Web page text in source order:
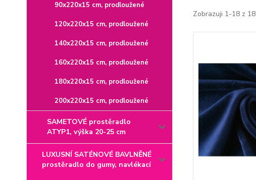
90x220x15 cm, prodloužené
120x220x15 cm, prodloužené
140x220x15 cm, prodloužené
160x220x15 cm, prodloužené
180x220x15 cm, prodloužené
200x220x15 cm, prodloužené
SAMETOVÉ prostěradlo
ATYP1, výška 20-25 cm
LUXUSNÍ SATÉNOVÉ BAVLNĚNÉ
prostěradlo do gumy, navlékací
Zobrazuji 1-18 z 18